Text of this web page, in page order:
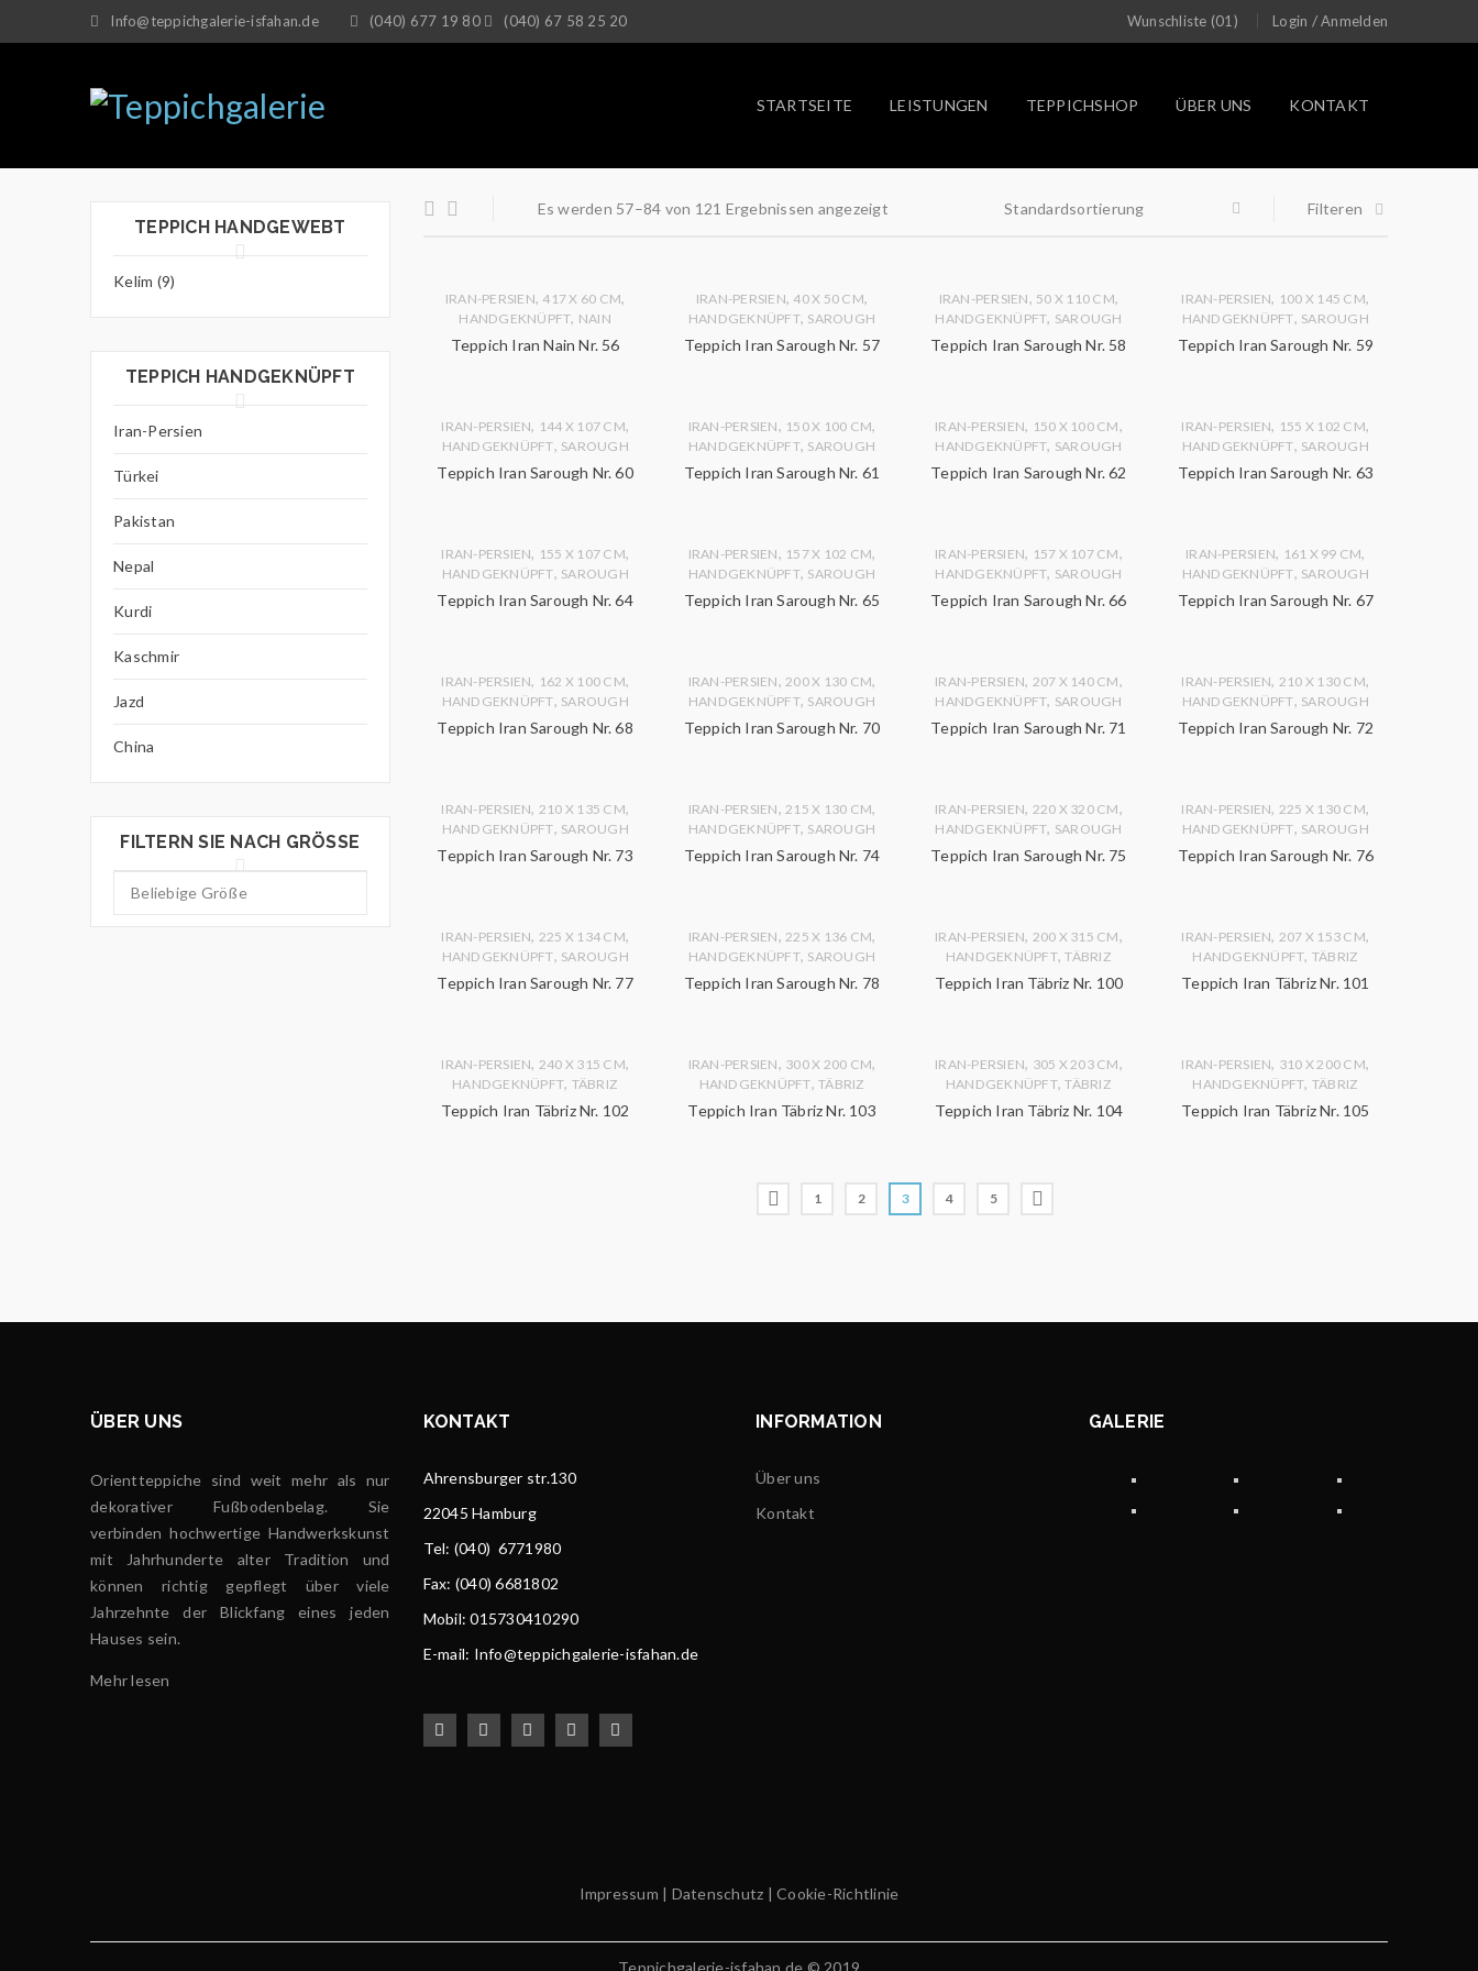
Info@teppichgalerie-isfahan.de (040) 677 19 80 (040) 67 58 25 20 Wunschliste (01) Login /Anmelden
STARTSEITE LEISTUNGEN TEPPICHSHOP ÜBER UNS KONTAKT
TEPPICH HANDGEWEBT
Kelim (9)
TEPPICH HANDGEKNÜPFT
Iran-Persien
Türkei
Pakistan
Nepal
Kurdi
Kaschmir
Jazd
China
FILTERN SIE NACH GRÖSSE
Es werden 57–84 von 121 Ergebnissen angezeigt Filteren
Standardsortierung
IRAN-PERSIEN, 417 X 60 CM,
HANDGEKNÜPFT, NAIN
Teppich Iran Nain Nr. 56
IRAN-PERSIEN, 40 X 50 CM,
HANDGEKNÜPFT, SAROUGH
Teppich Iran Sarough Nr. 57
IRAN-PERSIEN, 50 X 110 CM,
HANDGEKNÜPFT, SAROUGH
Teppich Iran Sarough Nr. 58
IRAN-PERSIEN, 100 X 145 CM,
HANDGEKNÜPFT, SAROUGH
Teppich Iran Sarough Nr. 59
IRAN-PERSIEN, 144 X 107 CM,
HANDGEKNÜPFT, SAROUGH
Teppich Iran Sarough Nr. 60
IRAN-PERSIEN, 150 X 100 CM,
HANDGEKNÜPFT, SAROUGH
Teppich Iran Sarough Nr. 61
IRAN-PERSIEN, 150 X 100 CM,
HANDGEKNÜPFT, SAROUGH
Teppich Iran Sarough Nr. 62
IRAN-PERSIEN, 155 X 102 CM,
HANDGEKNÜPFT, SAROUGH
Teppich Iran Sarough Nr. 63
IRAN-PERSIEN, 155 X 107 CM,
HANDGEKNÜPFT, SAROUGH
Teppich Iran Sarough Nr. 64
IRAN-PERSIEN, 157 X 102 CM,
HANDGEKNÜPFT, SAROUGH
Teppich Iran Sarough Nr. 65
IRAN-PERSIEN, 157 X 107 CM,
HANDGEKNÜPFT, SAROUGH
Teppich Iran Sarough Nr. 66
IRAN-PERSIEN, 161 X 99 CM,
HANDGEKNÜPFT, SAROUGH
Teppich Iran Sarough Nr. 67
IRAN-PERSIEN, 162 X 100 CM,
HANDGEKNÜPFT, SAROUGH
Teppich Iran Sarough Nr. 68
IRAN-PERSIEN, 200 X 130 CM,
HANDGEKNÜPFT, SAROUGH
Teppich Iran Sarough Nr. 70
IRAN-PERSIEN, 207 X 140 CM,
HANDGEKNÜPFT, SAROUGH
Teppich Iran Sarough Nr. 71
IRAN-PERSIEN, 210 X 130 CM,
HANDGEKNÜPFT, SAROUGH
Teppich Iran Sarough Nr. 72
IRAN-PERSIEN, 210 X 135 CM,
HANDGEKNÜPFT, SAROUGH
Teppich Iran Sarough Nr. 73
IRAN-PERSIEN, 215 X 130 CM,
HANDGEKNÜPFT, SAROUGH
Teppich Iran Sarough Nr. 74
IRAN-PERSIEN, 220 X 320 CM,
HANDGEKNÜPFT, SAROUGH
Teppich Iran Sarough Nr. 75
IRAN-PERSIEN, 225 X 130 CM,
HANDGEKNÜPFT, SAROUGH
Teppich Iran Sarough Nr. 76
IRAN-PERSIEN, 225 X 134 CM,
HANDGEKNÜPFT, SAROUGH
Teppich Iran Sarough Nr. 77
IRAN-PERSIEN, 225 X 136 CM,
HANDGEKNÜPFT, SAROUGH
Teppich Iran Sarough Nr. 78
IRAN-PERSIEN, 200 X 315 CM,
HANDGEKNÜPFT,TÄBRIZ
Teppich Iran Täbriz Nr. 100
IRAN-PERSIEN, 207 X 153 CM,
HANDGEKNÜPFT, TÄBRIZ
Teppich Iran Täbriz Nr. 101
IRAN-PERSIEN, 240 X 315 CM,
HANDGEKNÜPFT, TÄBRIZ
Teppich Iran Täbriz Nr. 102
IRAN-PERSIEN, 300 X 200 CM,
HANDGEKNÜPFT,TÄBRIZ
Teppich Iran Täbriz Nr. 103
IRAN-PERSIEN, 305 X 203 CM,
HANDGEKNÜPFT,TÄBRIZ
Teppich Iran Täbriz Nr. 104
IRAN-PERSIEN, 310 X 200 CM,
HANDGEKNÜPFT, TÄBRIZ
Teppich Iran Täbriz Nr. 105
1 2 3 4 5
ÜBER UNS
Orientteppiche sind weit mehr als nur
dekorativer Fußbodenbelag. Sie
verbinden hochwertige Handwerkskunst
mit Jahrhunderte alter Tradition und
können richtig gepflegt über viele
Jahrzehnte der Blickfang eines jeden
Hauses sein.
Mehr lesen
KONTAKT
Ahrensburger str.130
22045 Hamburg
Tel: (040) 6771980
Fax: (040) 6681802
Mobil: 015730410290
E-mail: Info@teppichgalerie-isfahan.de
INFORMATION
Über uns
Kontakt
GALERIE
Impressum | Datenschutz |Cookie-Richtlinie
Teppichgalerie-isfahan.de © 2019